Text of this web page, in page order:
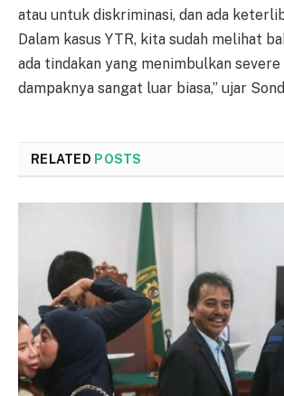
atau untuk diskriminasi, dan ada
Dalam kasus YTR, kita sudah melihat
ada tindakan yang menimbulkan severe
dampaknya sangat luar biasa,” ujar
RELATED POSTS